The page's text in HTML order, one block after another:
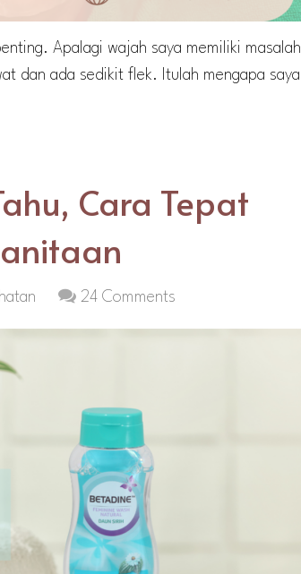
Apalagi wajah saya memiliki masalah
dan ada sedikit flek. Itulah mengapa saya
Cara Tepat
24 Comments